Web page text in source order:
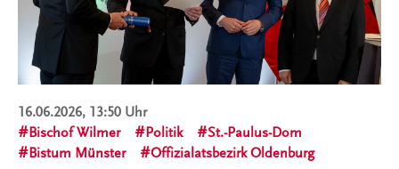
16.06.2026, 13:50 Uhr
Bischof Wilmer
Politik
St.-Paulus-Dom
Bistum Münster
Offizialatsbezirk Oldenburg